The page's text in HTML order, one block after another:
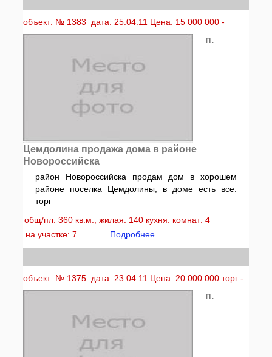
объект: № 1383 дата: 25.04.11 Цена: 15 000 000 -
п.
Цемдолина продажа дома в районе
Новороссийска
район Новороссийска продам дом в хорошем
районе поселка Цемдолины, в доме есть все.
торг
общ/пл: 360 кв.м., жилая: 140 кухня: комнат: 4
на участке: 7
Подробнее
объект: № 1375 дата: 23.04.11 Цена: 20 000 000 торг -
п.